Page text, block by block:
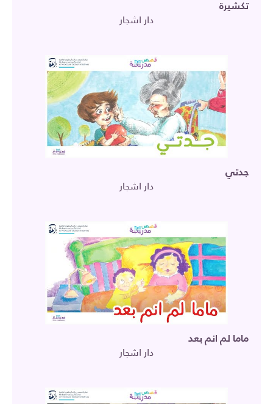
تكشيرة
دار اشجار
جدتي
دار اشجار
ماما لم انم بعد
دار اشجار